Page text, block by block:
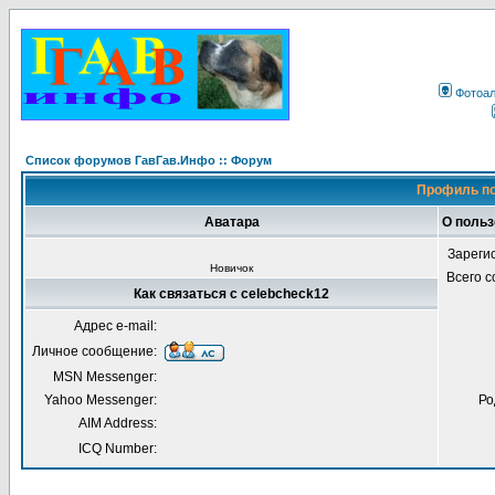
Список форумов ГавГав.Инфо :: Форум
Профиль
Аватара О
Новичок
Всего
Как связаться с celebcheck12
Адрес e-mail:
Личное сообщение:
MSN Messenger:
Yahoo Messenger:
AIM Address:
ICQ Number: